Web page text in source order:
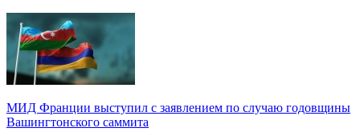
МИД Франции выступил с заявлением по случаю годовщины
Вашингтонского саммита